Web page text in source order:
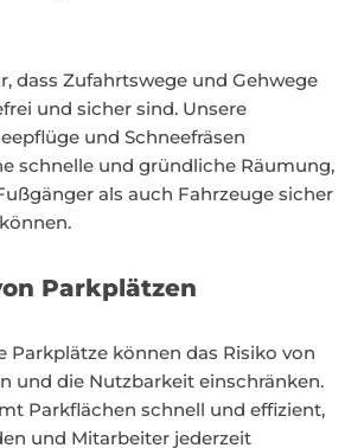
dass Zufahrtswege und Gehwege
und sicher sind. Unsere
und Schneefräsen
schnelle und gründliche Räumung,
als auch Fahrzeuge sicher
Parkplätzen
Parkplätze können das Risiko von
und die Nutzbarkeit einschränken.
Parkflächen schnell und effizient,
und Mitarbeiter jederzeit